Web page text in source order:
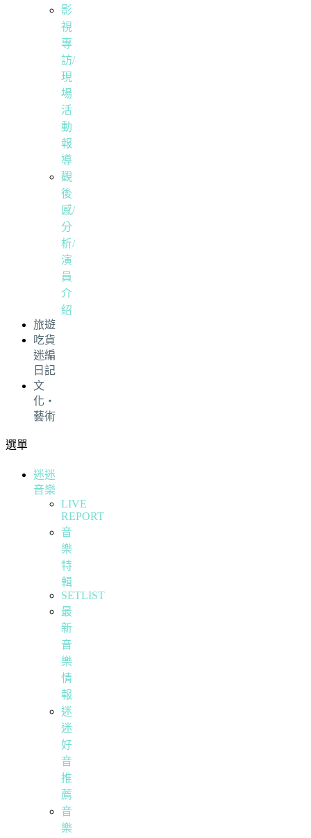
影
視
專
訪/
現
場
活
動
報
導
觀
後
感/
分
析/
演
員
介
紹
旅遊
吃貨
迷編
日記
文
化・
藝術
選單
迷迷
音樂
LIVE
REPORT
音
樂
特
輯
SETLIST
最
新
音
樂
情
報
迷
迷
好
音
推
薦
音
樂